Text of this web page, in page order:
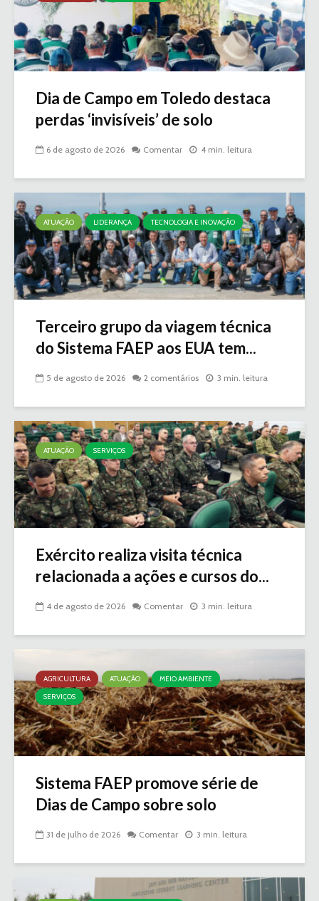
Dia de Campo em Toledo destaca
perdas ‘invisíveis’ de solo
6 de agosto de 2026 Comentar 4 min. leitura
ATUAÇÃO LIDERANÇA TECNOLOGIA E INOVAÇÃO
Terceiro grupo da viagem técnica
do Sistema FAEP aos EUA tem...
5 de agosto de 2026 2 comentários 3 min. leitura
ATUAÇÃO SERVIÇOS
Exército realiza visita técnica
relacionada a ações e cursos do...
4 de agosto de 2026 Comentar 3 min. leitura
AGRICULTURA ATUAÇÃO
MEIO AMBIENTE
SERVIÇOS
Sistema FAEP promove série de
Dias de Campo sobre solo
31 de julho de 2026 Comentar 3 min. leitura